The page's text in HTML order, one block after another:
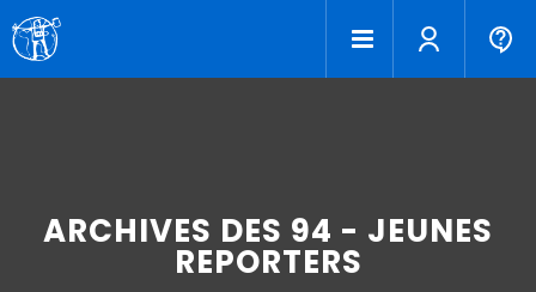
ARCHIVES DES 94 - JEUNES
REPORTERS